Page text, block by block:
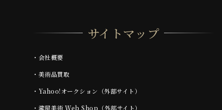
サイトマップ
・ 会社概要
・ 美術品買取
・ Yahoo!オークション（外部サイト）
・ 瀧屋美術 Web Shop（外部サイト）